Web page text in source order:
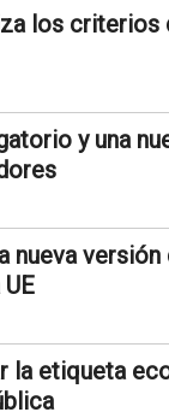
los
y una
nueva
la etiqueta